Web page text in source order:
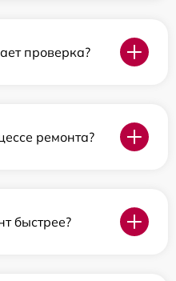
проверка?
ремонта?
быстрее?